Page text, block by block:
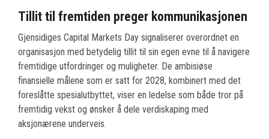
Tillit til fremtiden preger kommunikasjonen
Gjensidiges Capital Markets Day signaliserer overordnet en
organisasjon med betydelig tillit til sin egen evne til å navigere
fremtidige utfordringer og muligheter. De ambisiøse
finansielle målene som er satt for 2028, kombinert med det
foreslåtte spesialutbyttet, viser en ledelse som både tror på
fremtidig vekst og ønsker å dele verdiskaping med
aksjonærene underveis.